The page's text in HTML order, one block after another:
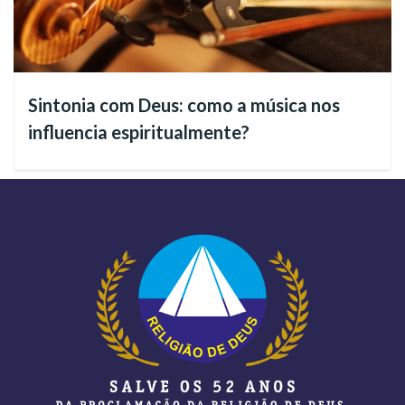
conforme explica o presidente-pregador da Religião do
Terceiro Milênio, José de Paiva Netto, em seu livro
Sagradas
Diretrizes Espirituais da Religião de Deus, do Cristo e do Espírito
Santo, volume 2:
cientistas, artistas, esportistas etc...
médiuns, mas, se não forem médiuns
evangelizados e iluminados pela vivência
Novo Mandamento do Cristo
mais poderão ser do que instrumentos do mal.
Geralmente, nem sabem o que é a mediunidade,
Sintonia com Deus: como a música nos
influencia espiritualmente?